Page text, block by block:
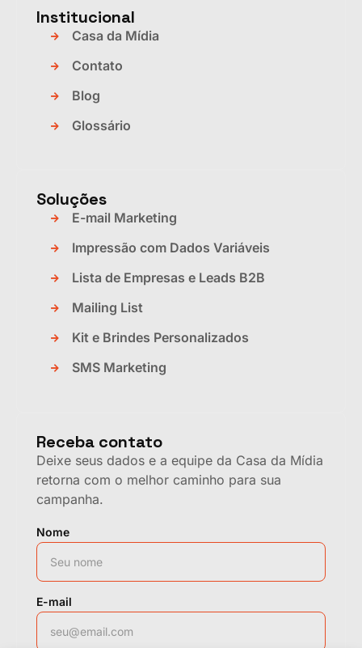
Institucional
Casa da Mídia
Contato
Blog
Glossário
Soluções
E-mail Marketing
Impressão com Dados Variáveis
Lista de Empresas e Leads B2B
Mailing List
Kit e Brindes Personalizados
SMS Marketing
Receba contato
Deixe seus dados e a equipe da Casa da Mídia
retorna com o melhor caminho para sua
campanha.
Nome
E-mail